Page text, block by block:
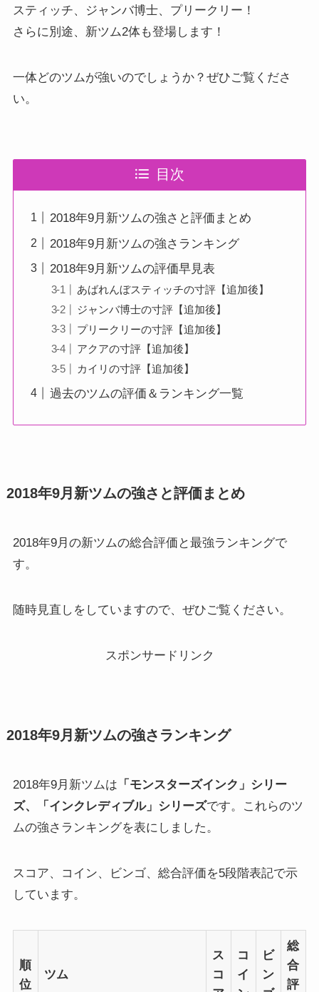
スティッチ、ジャンバ博士、プリークリー！
さらに別途、新ツム2体も登場します！
一体どのツムが強いのでしょうか？ぜひご覧くださ
い。
目次
2018年9月新ツムの強さと評価まとめ
2018年9月新ツムの強さランキング
2018年9月新ツムの評価早見表
あばれんぼスティッチの寸評【追加後】
ジャンバ博士の寸評【追加後】
プリークリーの寸評【追加後】
アクアの寸評【追加後】
カイリの寸評【追加後】
過去のツムの評価＆ランキング一覧
2018年9月新ツムの強さと評価まとめ
2018年9月の新ツムの総合評価と最強ランキングで
す。
随時見直しをしていますので、ぜひご覧ください。
スポンサードリンク
2018年9月新ツムの強さランキング
2018年9月新ツムは 「モンスターズインク」シリー
ズ、「インクレディブル」シリーズです。これらのツ
ムの強さランキングを表にしました。
スコア、コイン、ビンゴ、総合評価を5段階表記で示
しています。
順
位
ツム
ス
コ
コ
イ
ビ
ン
総
合
評